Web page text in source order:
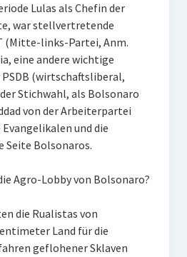
Lulas als Chefin der
war stellvertretende
(Mitte-links-Partei, Anm.
eine andere wichtige
PSDB (wirtschaftsliberal,
Stichwahl, als Bolsonaro
von der Arbeiterpartei
und die
Seite Bolsonaros.
Agro-Lobby von Bolsonaro?
die Rualistas von
Land für die
geflohener Sklaven